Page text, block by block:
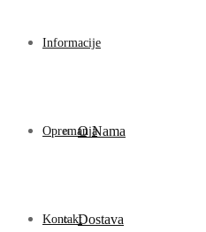
Informacije
O Nama
Dostava
Opremanja
Kontakt